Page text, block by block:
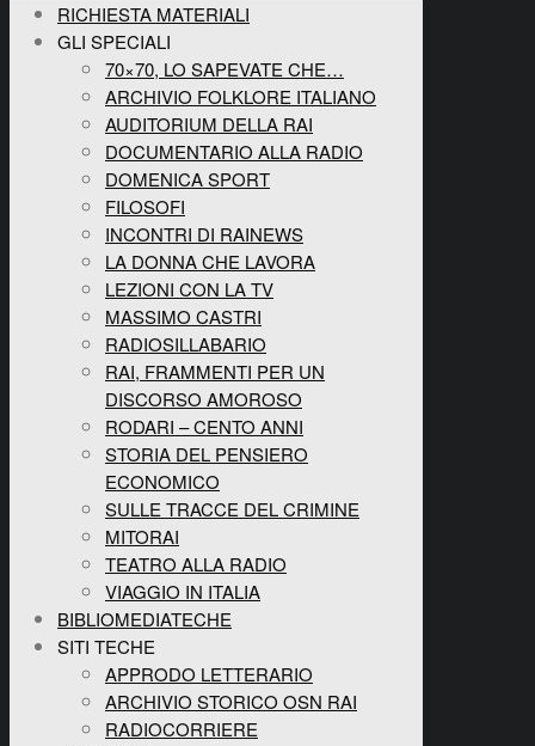
RICHIESTA MATERIALI
GLI SPECIALI
70×70, LO SAPEVATE CHE…
ARCHIVIO FOLKLORE ITALIANO
AUDITORIUM DELLA RAI
DOCUMENTARIO ALLA RADIO
DOMENICA SPORT
FILOSOFI
INCONTRI DI RAINEWS
LA DONNA CHE LAVORA
LEZIONI CON LA TV
MASSIMO CASTRI
RADIOSILLABARIO
RAI, FRAMMENTI PER UN
DISCORSO AMOROSO
RODARI – CENTO ANNI
STORIA DEL PENSIERO
ECONOMICO
SULLE TRACCE DEL CRIMINE
MITORAI
TEATRO ALLA RADIO
VIAGGIO IN ITALIA
BIBLIOMEDIATECHE
SITI TECHE
APPRODO LETTERARIO
ARCHIVIO STORICO OSN RAI
RADIOCORRIERE